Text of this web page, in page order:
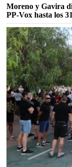
Moreno y Gavira
PP-Vox hasta los